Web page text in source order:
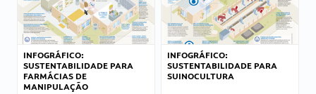
INFOGRÁFICO:
SUSTENTABILIDADE PARA
FARMÁCIAS DE
MANIPULAÇÃO
INFOGRÁFICO:
SUSTENTABILIDADE PARA
SUINOCULTURA